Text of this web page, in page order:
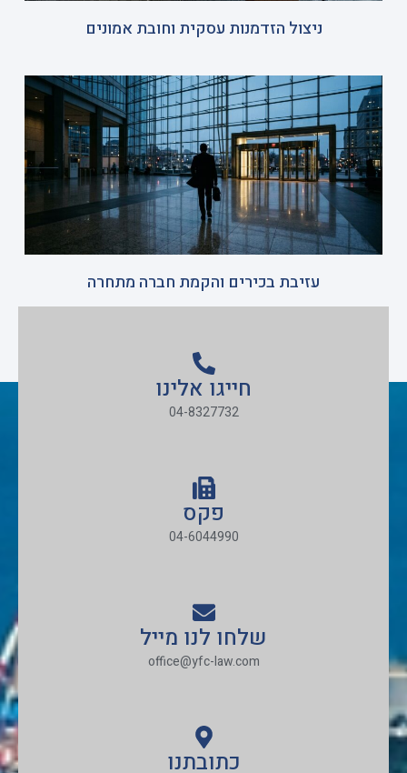
ניצול הזדמנות עסקית וחובת אמונים
עזיבת בכירים והקמת חברה מתחרה
חייגו אלינו
04-8327732
פקס
04-6044990
שלחו לנו מייל
office@yfc-law.com
כתובתנו